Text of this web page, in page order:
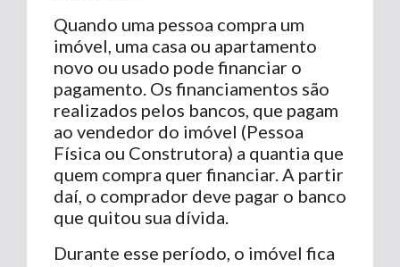
Quando uma pessoa compra um
imóvel, uma casa ou apartamento
novo ou usado pode financiar o
pagamento. Os financiamentos são
realizados pelos bancos, que pagam
ao vendedor do imóvel (Pessoa
Física ou Construtora) a quantia que
quem compra quer financiar. A partir
daí, o comprador deve pagar o banco
que quitou sua dívida.
Durante esse período, o imóvel fica